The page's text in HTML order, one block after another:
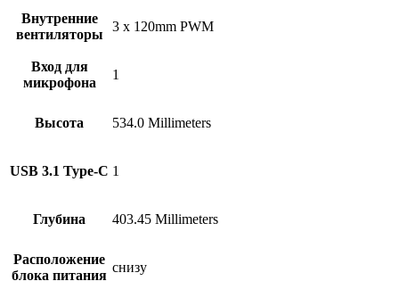
Внутренние
вентиляторы
3 x 120mm PWM
Вход для
микрофона
1
Высота 534.0 Millimeters
USB 3.1 Type-C 1
Глубина 403.45 Millimeters
Расположение
блока питания
снизу